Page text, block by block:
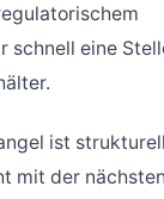
schnell eine
ist
mit der